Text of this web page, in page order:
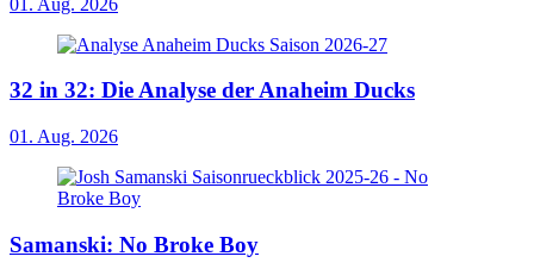
32 in 32: Die Analyse der Anaheim Ducks
01. Aug. 2026
Samanski: No Broke Boy